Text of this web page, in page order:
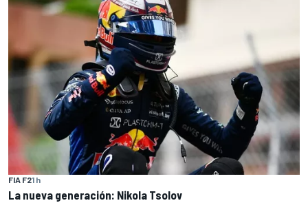
FIA F21 h
La nueva generación: Nikola Tsolov